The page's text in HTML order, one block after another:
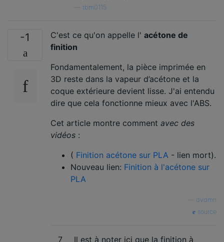
tbm0115
-1 C'est ce qu'on appelle l' acétone de
finition
Fondamentalement, la pièce imprimée en
3D reste dans la vapeur d’acétone et la
coque extérieure devient lisse. J'ai entendu
dire que cela fonctionne mieux avec l'ABS.
Cet article montre comment avec des
vidéos :
( Finition acétone sur PLA - lien mort).
Nouveau lien: Finition à l'acétone sur
PLA
dvdmn
source
7 Il est à noter ici que la finition à